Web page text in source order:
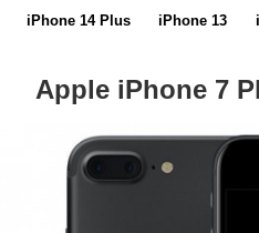
iPhone 14 Plus iPhone 13
Apple iPhone 7